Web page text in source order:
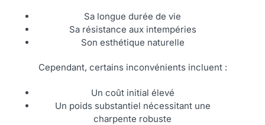
Sa longue durée de vie
Sa résistance aux intempéries
Son esthétique naturelle
Cependant, certains inconvénients incluent :
Un coût initial élevé
Un poids substantiel nécessitant une
charpente robuste